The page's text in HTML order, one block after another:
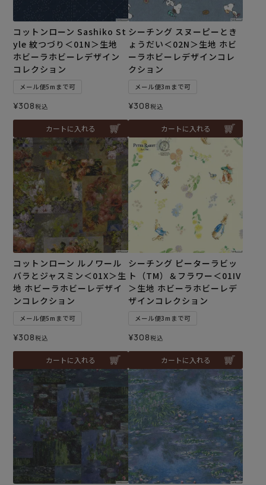
コットンローン Sashiko St
yle 紋つづり＜01N＞生地
ホビーラホビーレデザイン
コレクション
メール便5mまで可
¥308税込
カートに入れる
シーチング スヌーピーとき
ょうだい＜02N＞生地 ホビ
ーラホビーレデザインコレ
クション
メール便3mまで可
¥308税込
カートに入れる
コットンローン ルノワール
バラとジャスミン＜01X＞生
地 ホビーラホビーレデザイ
ンコレクション
メール便5mまで可
¥308税込
カートに入れる
シーチング ピーターラビッ
ト（TM）＆フラワー＜01IV
＞生地 ホビーラホビーレデ
ザインコレクション
メール便3mまで可
¥308税込
カートに入れる